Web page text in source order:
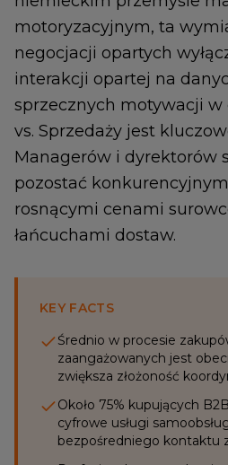
motoryzacyjnym, ta
negocjacji opartych
interakcji opartej na
sprzecznych motywacji
vs. Sprzedaży jest
Managerów i dyrektorów
pozostać
rosnącymi cenami
łańcuchami dostaw.
KEY FACTS
Średnio w procesie
zaangażowanych jest
zwiększa złożoność
Około 75% kupujących
cyfrowe usługi
bezpośredniego kontaktu